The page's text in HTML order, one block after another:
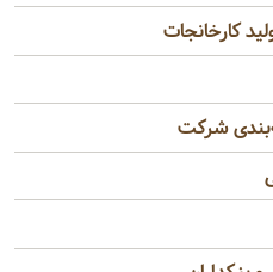
کارخانجات
شرکت